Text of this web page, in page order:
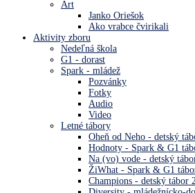
Art
Janko Oriešok
Ako vrabce čvirikali
Aktivity zboru
Nedeľná škola
G1 - dorast
Spark - mládež
Pozvánky
Fotky
Audio
Video
Letné tábory
Oheň od Neho - detský
Hodnoty - Spark & G1
Na (vo) vode - detský
ŽiWhat - Spark & G1
Champions - detský tábor